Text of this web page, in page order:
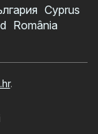
Cyprus
România
.